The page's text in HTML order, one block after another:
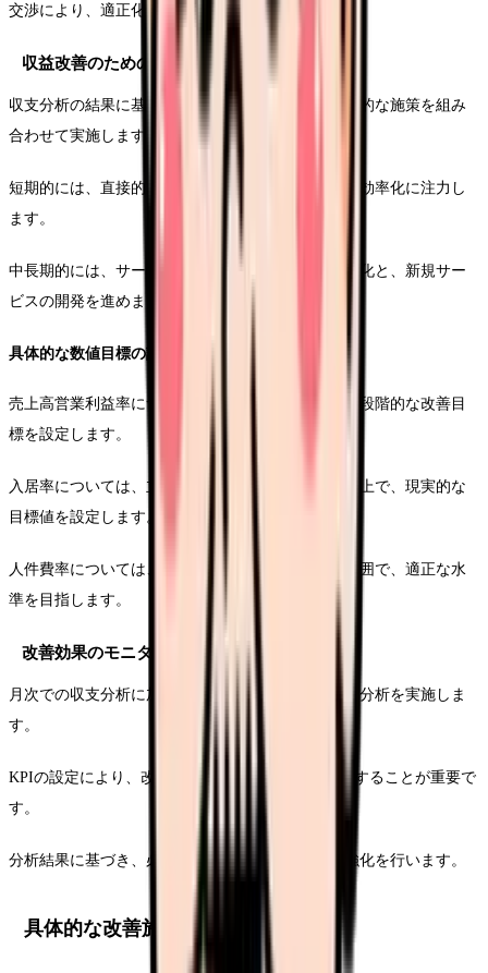
交渉により、適正化を図ります。
収益改善のための重点施策
収支分析の結果に基づき、短期的な改善策と中長期的な施策を組み
合わせて実施します。
短期的には、直接的なコスト削減と既存サービスの効率化に注力し
ます。
中長期的には、サービス品質の向上による競争力強化と、新規サー
ビスの開発を進めます。
具体的な数値目標の設定
売上高営業利益率については、業界平均を参考に、段階的な改善目
標を設定します。
入居率については、立地条件や市場環境を考慮した上で、現実的な
目標値を設定します。
人件費率については、サービス品質を維持できる範囲で、適正な水
準を目指します。
改善効果のモニタリング
月次での収支分析に加え、四半期ごとの詳細な経営分析を実施しま
す。
KPIの設定により、改善施策の効果を定量的に測定することが重要で
す。
分析結果に基づき、必要に応じて施策の見直しや強化を行います。
具体的な改善施策